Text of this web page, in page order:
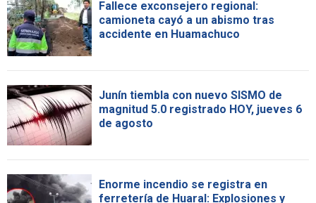
Fallece exconsejero regional:
camioneta cayó a un abismo tras
accidente en Huamachuco
Junín tiembla con nuevo SISMO de
magnitud 5.0 registrado HOY, jueves 6
de agosto
Enorme incendio se registra en
ferretería de Huaral: Explosiones y